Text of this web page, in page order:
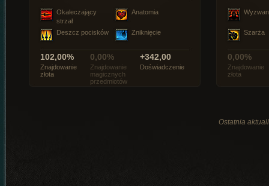
Okaleczający
strzał
Anatomia
Deszcz pocisków Zniknięcie
102,00%
Znajdowanie
złota
0,00%
Znajdowanie
magicznych
przedmiotów
+342,00
Doświadczenie
Szarża
0,00%
Znajdowanie
złota
Ostatnia